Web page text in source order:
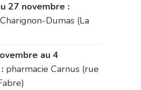
27 novembre :
Dumas (La
au 4
pharmacie Carnus (rue